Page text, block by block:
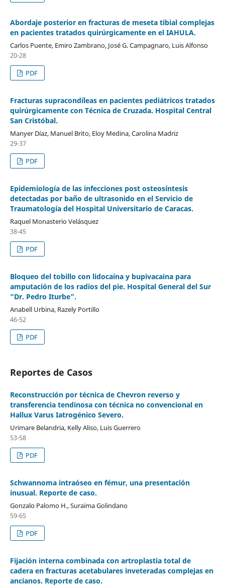
Abordaje posterior en fracturas de meseta tibial complejas
en pacientes tratados quirúrgicamente en el IAHULA.
Carlos Puente, Emiro Zambrano, José G. Campagnaro, Luis Alfonso
20-28
PDF
Fracturas supracondíleas en pacientes pediátricos tratados
quirúrgicamente con Técnica de Cruzada. Hospital Central
San Cristóbal.
Manyer Díaz, Manuel Brito, Eloy Medina, Carolina Madriz
29-37
PDF
Epidemiología de las infecciones post osteosíntesis
detectadas por baño de ultrasonido en el Servicio de
Traumatología del Hospital Universitario de Caracas.
Raquel Monasterio Velásquez
38-45
PDF
Bloqueo del tobillo con lidocaína y bupivacaina para
amputación de los radios del pie. Hospital General del Sur
“Dr. Pedro Iturbe”.
Anabell Urbina, Razely Portillo
46-52
PDF
Reportes de Casos
Reconstrucción por técnica de Chevron reverso y
transferencia tendinosa con técnica no convencional en
Hallux Varus Iatrogénico Severo.
Urimare Belandria, Kelly Aliso, Luis Guerrero
53-58
PDF
Schwannoma intraóseo en fémur, una presentación
inusual. Reporte de caso.
Gonzalo Palomo H., Suraima Golindano
59-65
PDF
Fijación interna combinada con artroplastia total de
cadera en fracturas acetabulares inveteradas complejas en
ancianos. Reporte de caso.